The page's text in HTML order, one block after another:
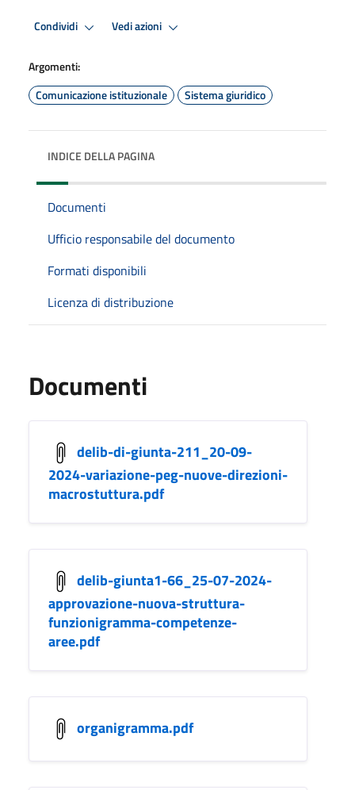
Condividi Vedi azioni
Argomenti:
Comunicazione istituzionale
Sistema giuridico
INDICE DELLA PAGINA
Documenti
Ufficio responsabile del documento
Formati disponibili
Licenza di distribuzione
Documenti
delib-di-giunta-211_20-09-
2024-variazione-peg-nuove-direzioni-
macrostuttura.pdf
delib-giunta1-66_25-07-2024-
approvazione-nuova-struttura-
funzionigramma-competenze-
aree.pdf
organigramma.pdf